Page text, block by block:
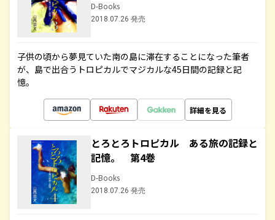
D-Books
2018.07.26 発売
子供の頃から夢見ていた南の島に滞在することになった筆者
が、島で出合うトロピカルでマジカルな45日間の記録と記
憶。
詳細を見る
とろとろトロピカル ある旅の記録と
記憶。 第4巻
D-Books
2018.07.26 発売